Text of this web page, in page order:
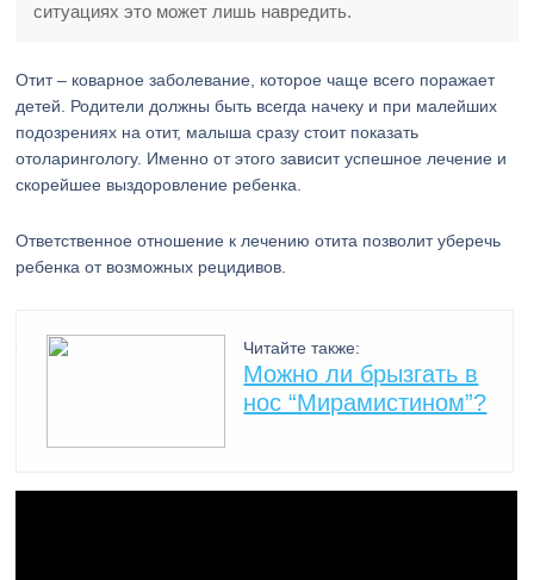
ситуациях это может лишь навредить.
Отит – коварное заболевание, которое чаще всего поражает
детей. Родители должны быть всегда начеку и при малейших
подозрениях на отит, малыша сразу стоит показать
отоларингологу. Именно от этого зависит успешное лечение и
скорейшее выздоровление ребенка.
Ответственное отношение к лечению отита позволит уберечь
ребенка от возможных рецидивов.
Читайте также:
Можно ли брызгать в
нос “Мирамистином”?